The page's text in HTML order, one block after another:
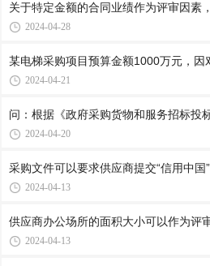
关于特定金额的合同业绩作为评审因素
2024-04-28
某电梯采购项目预算金额1000万元，因
2024-04-21
问：根据《政府采购货物和服务招标投
2024-04-20
采购文件可以要求供应商提交“信用中国
2024-04-13
供应商办公场所的面积大小可以作为评
2024-04-13